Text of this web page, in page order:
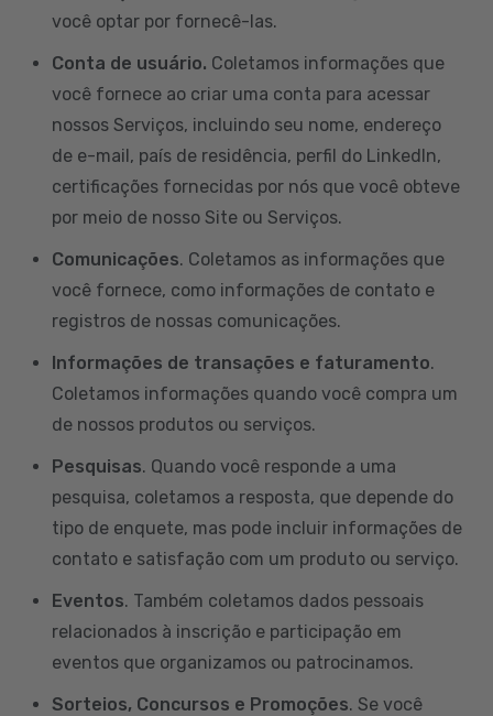
você optar por fornecê-las.
Conta de usuário. Coletamos informações que
você fornece ao criar uma conta para acessar
nossos Serviços, incluindo seu nome, endereço
de e-mail, país de residência, perfil do LinkedIn,
certificações fornecidas por nós que você obteve
por meio de nosso Site ou Serviços.
Comunicações. Coletamos as informações que
você fornece, como informações de contato e
registros de nossas comunicações.
Informações de transações e faturamento.
Coletamos informações quando você compra um
de nossos produtos ou serviços.
Pesquisas. Quando você responde a uma
pesquisa, coletamos a resposta, que depende do
tipo de enquete, mas pode incluir informações de
contato e satisfação com um produto ou serviço.
Eventos. Também coletamos dados pessoais
relacionados à inscrição e participação em
eventos que organizamos ou patrocinamos.
Sorteios, Concursos e Promoções. Se você